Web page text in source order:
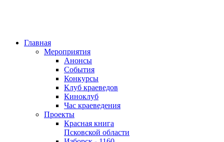
Главная
Мероприятия
Анонсы
События
Конкурсы
Клуб краеведов
Киноклуб
Час краеведения
Проекты
Красная книга
Псковской области